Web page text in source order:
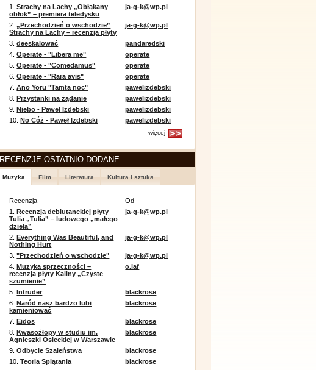
1.Strachy na Lachy „Obłąkany
obłok” – premiera teledysku
ja-g-k@wp.pl
2.„Przechodzień o wschodzie”
Strachy na Lachy – recenzja płyty
ja-g-k@wp.pl
3.deeskalować
pandaredski
4.Operate - "Libera me"
operate
5.Operate - "Comedamus"
operate
6.Operate - "Rara avis"
operate
7.Ano Yoru "Tamta noc"
pawelizdebski
8.Przystanki na żądanie
pawelizdebski
9.Niebo - Paweł Izdebski
pawelizdebski
10.No Cóż - Paweł Izdebski pawelizdebski
więcej
RECENZJE OSTATNIO DODANE
Muzyka Film Literatura Kultura i sztuka
Recenzja
Od
1.Recenzja debiutanckiej płyty
Tulia „Tulia” – ludowego „małego
dzieła”
ja-g-k@wp.pl
2.Everything Was Beautiful, and
Nothing Hurt
ja-g-k@wp.pl
3."Przechodzień o wschodzie"
ja-g-k@wp.pl
4.Muzyka sprzeczności –
recenzja płyty Kaliny „Czyste
szumienie”
o.laf
5.Intruder
blackrose
6.Naród nasz bardzo lubi
kamieniować
blackrose
7.Eidos
blackrose
8.Kwasożłopy w studiu im.
Agnieszki Osieckiej w Warszawie
blackrose
9.Odbycie Szaleństwa
blackrose
10.Teoria Splątania blackrose